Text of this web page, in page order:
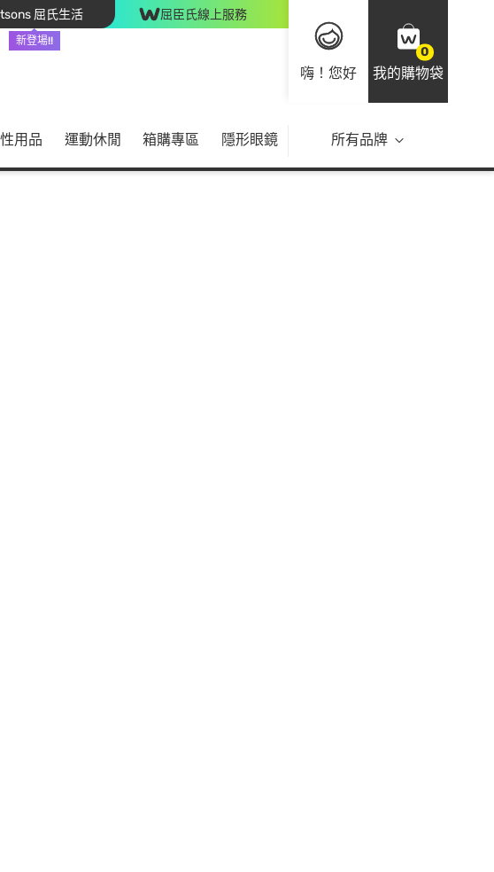
屈氏生活
新登場!!
屈臣氏線上服務
嗨！您好
0
我的購物袋
用品 運動休閒 箱購專區 隱形眼鏡 所有品牌